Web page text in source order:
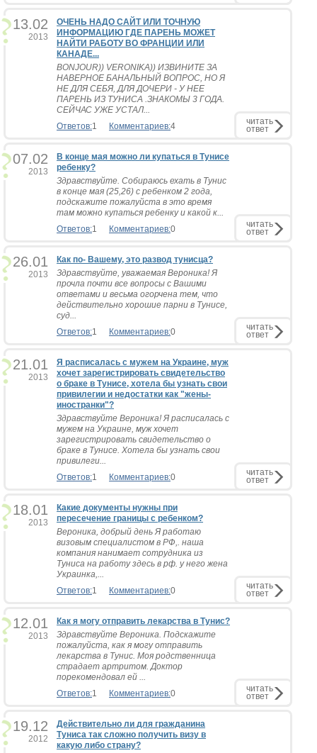
13.02
2013
ОЧЕНЬ НАДО САЙТ ИЛИ ТОЧНУЮ
ИНФОРМАЦИЮ ГДЕ ПАРЕНЬ МОЖЕТ
НАЙТИ РАБОТУ ВО ФРАНЦИИ ИЛИ
КАНАДЕ...
BONJOUR)) VERONIKA)) ИЗВИНИТЕ ЗА
НАВЕРНОЕ БАНАЛЬНЫЙ ВОПРОС, НО Я
НЕ ДЛЯ СЕБЯ, ДЛЯ ДОЧЕРИ - У НЕЕ
ПАРЕНЬ ИЗ ТУНИСА .ЗНАКОМЫ 3 ГОДА.
СЕЙЧАС УЖЕ УСТАЛ...
Ответов:1 Комментариев:4 читать
ответ
07.02
2013
В конце мая можно ли купаться в Тунисе
ребенку?
Здравствуйте. Собираюсь ехать в Тунис
в конце мая (25,26) с ребенком 2 года,
подскажите пожалуйста в это время
там можно купаться ребенку и какой к...
Ответов:1 Комментариев:0 читать
ответ
26.01
2013
Как по- Вашему, это развод тунисца?
Здравствуйте, уважаемая Вероника! Я
прочла почти все вопросы с Вашими
ответами и весьма огорчена тем, что
действительно хорошие парни в Тунисе,
суд...
Ответов:1 Комментариев:0 читать
ответ
21.01
2013
Я расписалась с мужем на Украине, муж
хочет зарегистрировать свидетельство
о браке в Тунисе, хотела бы узнать свои
привилегии и недостатки как "жены-
иностранки"?
Здравствуйте Вероника! Я расписалась с
мужем на Украине, муж хочет
зарегистрировать свидетельство о
браке в Тунисе. Хотела бы узнать свои
привилеги...
Ответов:1 Комментариев:0 читать
ответ
18.01
2013
Какие документы нужны при
пересечение границы с ребенком?
Вероника, добрый день Я работаю
визовым специалистом в РФ,. наша
компания нанимает сотрудника из
Туниса на работу здесь в рф. у него жена
Украинка,...
Ответов:1 Комментариев:0 читать
ответ
12.01
2013
Как я могу отправить лекарства в Тунис?
Здравствуйте Вероника. Подскажите
пожалуйста, как я могу отправить
лекарства в Тунис. Моя родственница
страдает артритом. Доктор
порекомендовал ей ...
Ответов:1 Комментариев:0 читать
ответ
19.12
2012
Действительно ли для гражданина
Туниса так сложно получить визу в
какую либо страну?